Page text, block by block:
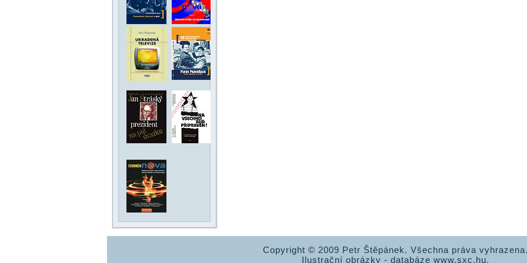
Copyright © 2009 Petr Štěpánek. Všechna práva
Ilustrační obrázky - databáze www.sxc.hu.